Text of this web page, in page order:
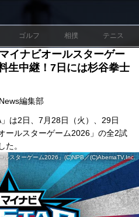
ゴルフ 相撲 テニス
イナビオールスターゲー
生中継！7日には杉谷拳士
編集部
は2日、7月28日（火）、29日
ールスターゲーム2026」の全2試
た。
ルスターゲーム2026」(C)NPB／(C)AbemaTV,Inc.